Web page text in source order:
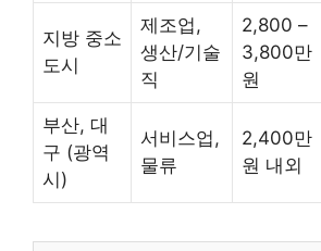
지방 중소
도시
제조업,
생산/기술
직
2,800 –
3,800만
원
부산, 대
구 (광역
시)
서비스업,
물류
2,400만
원 내외